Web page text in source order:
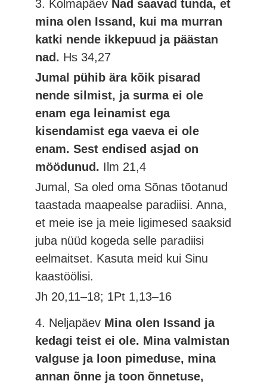
3. Kolmapäev Nad saavad tunda, et
mina olen Issand, kui ma murran
katki nende ikkepuud ja päästan
nad. Hs 34,27
Jumal pühib ära kõik pisarad
nende silmist, ja surma ei ole
enam ega leinamist ega
kisendamist ega vaeva ei ole
enam. Sest endised asjad on
möödunud. Ilm 21,4
Jumal, Sa oled oma Sõnas tõotanud
taastada maapealse paradiisi. Anna,
et meie ise ja meie ligimesed saaksid
juba nüüd kogeda selle paradiisi
eelmaitset. Kasuta meid kui Sinu
kaastöölisi.
Jh 20,11–18; 1Pt 1,13–16
4. Neljapäev Mina olen Issand ja
kedagi teist ei ole. Mina valmistan
valguse ja loon pimeduse, mina
annan õnne ja toon õnnetuse,